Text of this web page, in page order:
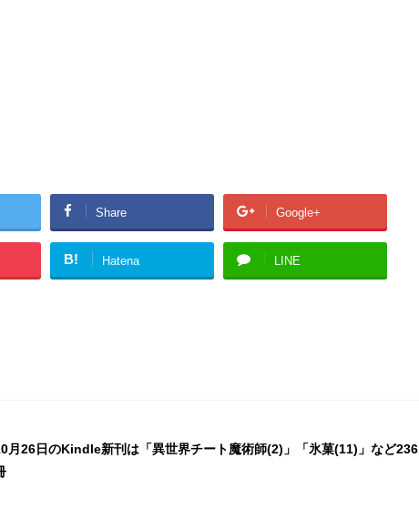
Share Google+
B! Hatena LINE
月26日のKindle新刊は「異世界チート魔術師(2)」「氷菓(11)」など236